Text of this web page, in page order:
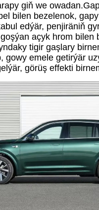
giň we
bilen bezelenok,
edýär, penjiräniň
açyk hrom bilen
tigir gaşlary
gowy emele getirýär
görüş effekti